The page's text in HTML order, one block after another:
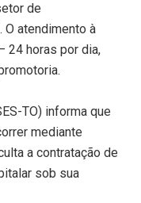
de
atendimento à
24 horas por dia,
TO) informa que
mediante
a contratação de
sob sua